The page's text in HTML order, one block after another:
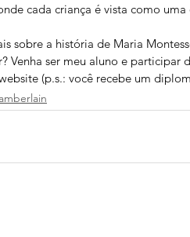
cada criança é vista como
sobre a história de Maria
Venha ser meu aluno e participar
(p.s.: você recebe um